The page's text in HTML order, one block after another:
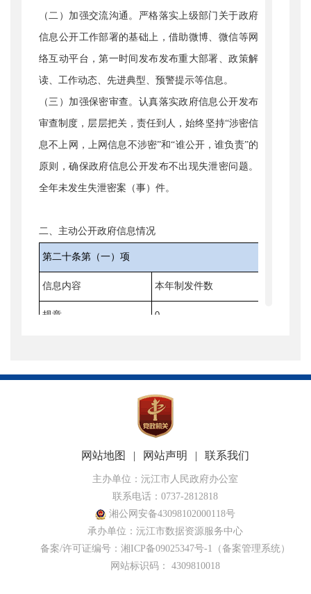
（二）加强交流沟通。 严格落实上级部门关于政府
信息公开工作部署的基础上，借助微博、微信等网
络互动平台，第一时间发布发布重大部署、政策解
读、工作动态、先进典型、预警提示等信息。
（三）加强保密审查。 认真落实政府信息公开发布
审查制度，层层把关，责任到人，始终坚持“涉密信
息不上网，上网信息不涉密”和“谁公开，谁负责”的
原则，确保政府信息公开发布不出现失泄密问题。
全年未发生失泄密案（事）件。
二、主动公开政府信息情况
第二十条第（一）项
信息内容 本年制发件数
规章 0
第二十条第（五）项
本年处理决定数量
86
第二十条第（六）项
本年处理决定数量
112
行政强制 32
网站地图 | 网站声明 | 联系我们
主办单位：沅江市人民政府办公室
联系电话：0737-2812818
湘公网安备43098102000118号
承办单位：沅江市数据资源服务中心
备案/许可证编号：湘ICP备09025347号-1 （备案管理系统）
网站标识码： 4309810018